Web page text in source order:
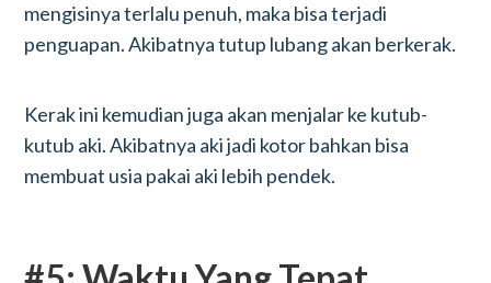
mengisinya terlalu penuh, maka bisa terjadi
penguapan. Akibatnya tutup lubang akan berkerak.
Kerak ini kemudian juga akan menjalar ke kutub-
kutub aki. Akibatnya aki jadi kotor bahkan bisa
membuat usia pakai aki lebih pendek.